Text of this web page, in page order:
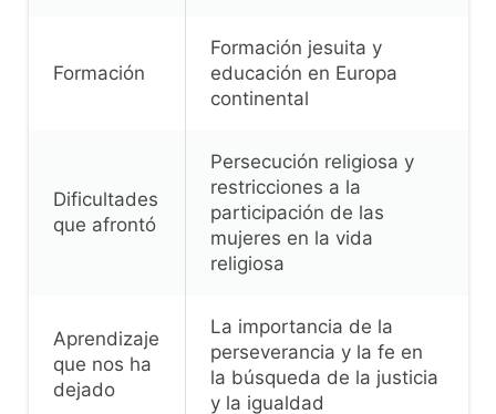
Formación
Formación jesuita y
educación en Europa
continental
Dificultades
que afrontó
Persecución religiosa y
restricciones a la
participación de las
mujeres en la vida
religiosa
Aprendizaje
que nos ha
dejado
La importancia de la
perseverancia y la fe en
la búsqueda de la justicia
y la igualdad